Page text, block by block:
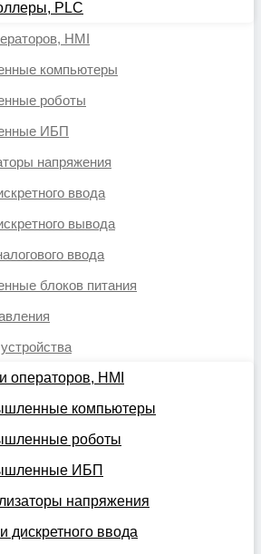
PLC
HMI
компьютеры
роботы
ИБП
напряжения
ввода
вывода
ввода
блоков питания
операторов, HMI
компьютеры
роботы
ИБП
напряжения
дискретного ввода